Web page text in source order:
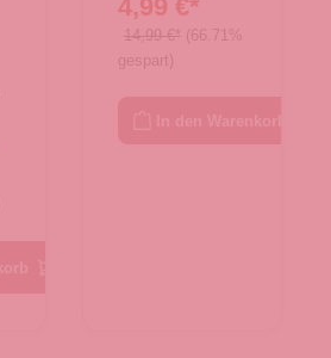
38/39 -
schwarz
4,99 €*
14,99 €* (66.71%
gespart)